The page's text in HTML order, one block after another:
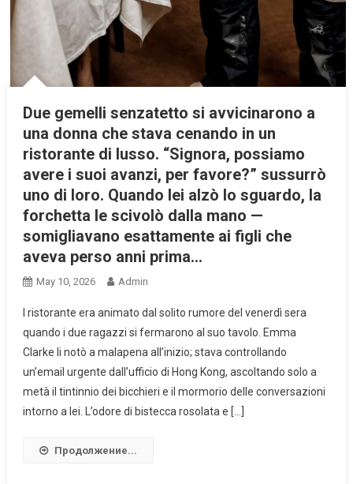
Due gemelli senzatetto si avvicinarono a
una donna che stava cenando in un
ristorante di lusso. “Signora, possiamo
avere i suoi avanzi, per favore?” sussurrò
uno di loro. Quando lei alzò lo sguardo, la
forchetta le scivolò dalla mano —
somigliavano esattamente ai figli che
aveva perso anni prima…
May 10, 2026 Admin
l ristorante era animato dal solito rumore del venerdì sera
quando i due ragazzi si fermarono al suo tavolo. Emma
Clarke li notò a malapena all’inizio; stava controllando
un’email urgente dall’ufficio di Hong Kong, ascoltando solo a
metà il tintinnio dei bicchieri e il mormorio delle conversazioni
intorno a lei. L’odore di bistecca rosolata e […]
Продолжение...